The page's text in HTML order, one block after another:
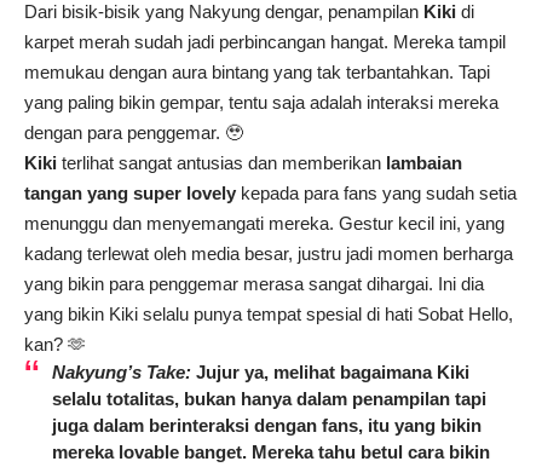
Dari bisik-bisik yang Nakyung dengar, penampilan Kiki di
karpet merah sudah jadi perbincangan hangat. Mereka tampil
memukau dengan aura bintang yang tak terbantahkan. Tapi
yang paling bikin gempar, tentu saja adalah interaksi mereka
dengan para penggemar. 🥹
Kiki terlihat sangat antusias dan memberikan lambaian
tangan yang super lovely kepada para fans yang sudah setia
menunggu dan menyemangati mereka. Gestur kecil ini, yang
kadang terlewat oleh media besar, justru jadi momen berharga
yang bikin para penggemar merasa sangat dihargai. Ini dia
yang bikin Kiki selalu punya tempat spesial di hati Sobat Hello,
kan? 🫶
Nakyung’s Take:Jujur ya, melihat bagaimana Kiki
selalu totalitas, bukan hanya dalam penampilan tapi
juga dalam berinteraksi dengan fans, itu yang bikin
mereka lovable banget. Mereka tahu betul cara bikin